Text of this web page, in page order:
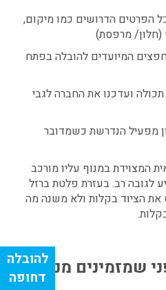
הפרטים הדרושים כמו מיקום,
(חלון/ מרפסת)
המיועדים להובלה בפתח
ועדכנו את החברה לגבי
מפעיל הנדרשת כשמדובר
המצוידת במנוף עליו מורכב
לגובה רב. בעזרת פלטת ברזל
את הציוד בקלות ולא משנה מה
שמזמינים מנוף